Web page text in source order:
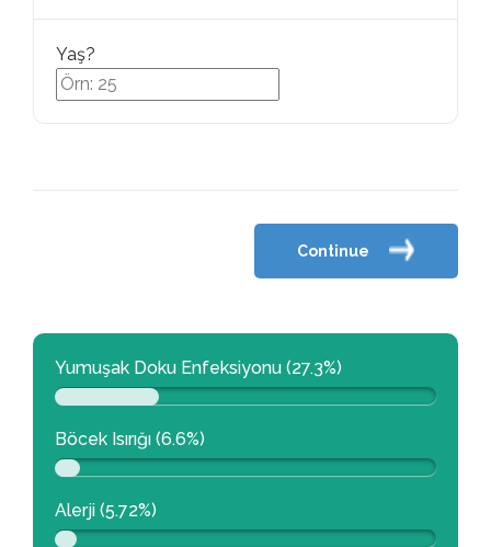
Yaş?
Continue
Yumuşak Doku Enfeksiyonu (27.3%)
Böcek Isırığı (6.6%)
Alerji (5.72%)